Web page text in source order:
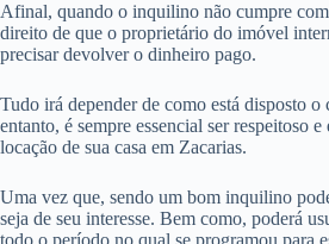
Afinal, quando o inquilino não cumpre
direito de que o proprietário do imóvel
precisar devolver o dinheiro pago.
Tudo irá depender de como está disposto o
entanto, é sempre essencial ser respeitoso
locação de sua casa em Zacarias.
Uma vez que, sendo um bom inquilino
seja de seu interesse. Bem como, poderá
todo o período no qual se programou para